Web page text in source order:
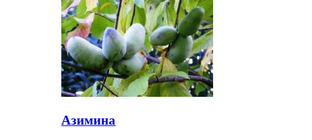
Азимина